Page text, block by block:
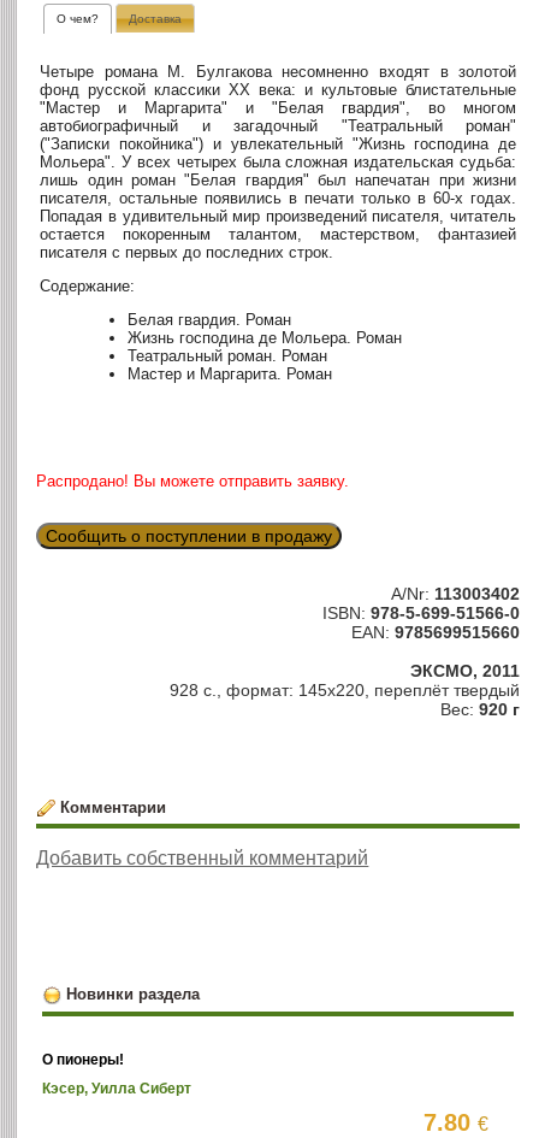
О чем? Доставка
Четыре романа M. Булгакова несомненно входят в золотой
фонд русской классики XX века: и культовые блистательные
"Мастер и Маргарита" и "Белая гвардия", во многом
автобиографичный и загадочный "Театральный роман"
("Записки покойника") и увлекательный "Жизнь господина де
Мольера". У всех четырех была сложная издательская судьба:
лишь один роман "Белая гвардия" был напечатан при жизни
писателя, остальные появились в печати только в 60-х годах.
Попадая в удивительный мир произведений писателя, читатель
остается покоренным талантом, мастерством, фантазией
писателя с первых до последних строк.
Содержание:
Белая гвардия. Роман
Жизнь господина де Мольера. Роман
Театральный роман. Роман
Мастер и Маргарита. Роман
Распродано! Вы можете отправить заявку.
Сообщить о поступлении в продажу
A/Nr: 113003402
ISBN: 978-5-699-51566-0
EAN: 9785699515660
ЭКСМО, 2011
928 с., формат: 145х220, переплёт твердый
Вес: 920 г
Комментарии
Добавить собственный комментарий
Новинки раздела
О пионеры!
Кэсер, Уилла Сиберт
7.80€